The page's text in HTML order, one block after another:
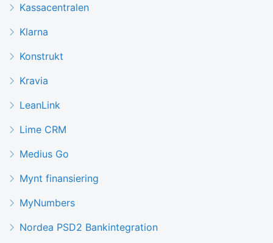
Kassacentralen
Klarna
Konstrukt
Kravia
LeanLink
Lime CRM
Medius Go
Mynt finansiering
MyNumbers
Nordea PSD2 Bankintegration